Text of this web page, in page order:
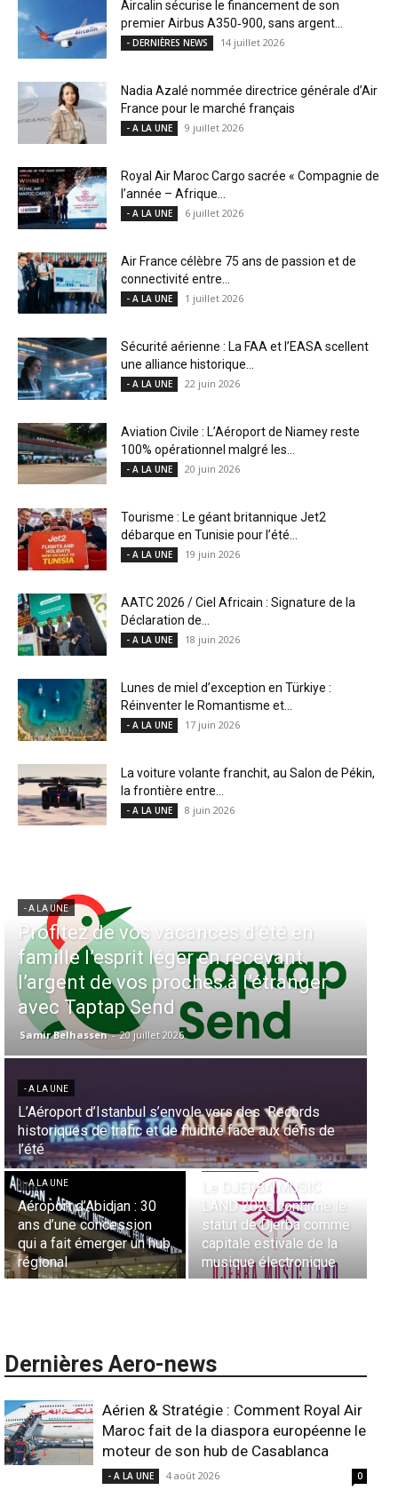
Aircalin sécurise le financement de son
premier Airbus A350‑900, sans argent...
- DERNIÈRES NEWS 14 juillet 2026
Nadia Azalé nommée directrice générale d’Air
France pour le marché français
- A LA UNE 9 juillet 2026
Royal Air Maroc Cargo sacrée « Compagnie de
l’année – Afrique...
- A LA UNE 6 juillet 2026
Air France célèbre 75 ans de passion et de
connectivité entre...
- A LA UNE 1 juillet 2026
Sécurité aérienne : La FAA et l’EASA scellent
une alliance historique...
- A LA UNE 22 juin 2026
Aviation Civile : L’Aéroport de Niamey reste
100% opérationnel malgré les...
- A LA UNE 20 juin 2026
Tourisme : Le géant britannique Jet2
débarque en Tunisie pour l’été...
- A LA UNE 19 juin 2026
AATC 2026 / Ciel Africain : Signature de la
Déclaration de...
- A LA UNE 18 juin 2026
Lunes de miel d’exception en Türkiye :
Réinventer le Romantisme et...
- A LA UNE 17 juin 2026
La voiture volante franchit, au Salon de Pékin,
la frontière entre...
- A LA UNE 8 juin 2026
- A LA UNE
Profitez de vos vacances d’été en
famille l’esprit léger en recevant
l’argent de vos proches à l’étranger
avec Taptap Send
Samir Belhassen - 20 juillet 2026
- A LA UNE
L’Aéroport d’Istanbul s’envole vers des Records
historiques de trafic et de fluidité face aux défis de
l’été
- A LA UNE
Aéroport d’Abidjan : 30
ans d’une concession
qui a fait émerger un hub
régional
- A LA UNE
Le DJERBA MUSIC
LAND 2026 confirme le
statut de Djerba comme
capitale estivale de la
musique électronique
Dernières Aero-news
Aérien & Stratégie : Comment Royal Air
Maroc fait de la diaspora européenne le
moteur de son hub de Casablanca
- A LA UNE 4 août 2026 0